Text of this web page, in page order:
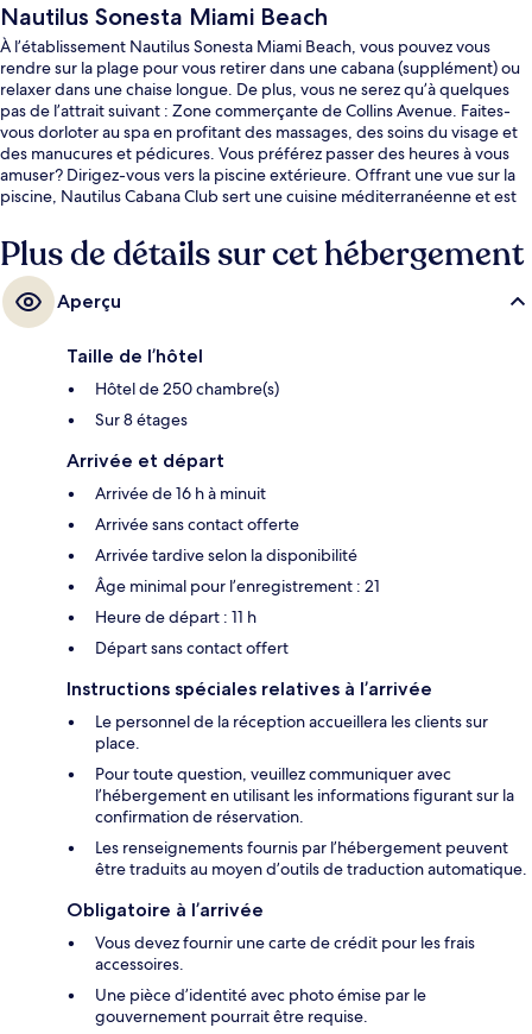
Nautilus Sonesta Miami Beach
À l’établissement Nautilus Sonesta Miami Beach, vous pouvez vous
rendre sur la plage pour vous retirer dans une cabana (supplément) ou
relaxer dans une chaise longue. De plus, vous ne serez qu’à quelques
pas de l’attrait suivant : Zone commerçante de Collins Avenue. Faites-
vous dorloter au spa en profitant des massages, des soins du visage et
des manucures et pédicures. Vous préférez passer des heures à vous
amuser? Dirigez-vous vers la piscine extérieure. Offrant une vue sur la
piscine, Nautilus Cabana Club sert une cuisine méditerranéenne et est
points saillants de hôtel de luxe, notons 2 bars-salons, un bar attenant à
la piscine et un centre d’entraînement physique ouvert en tout temps.
Les autres voyageurs adorent le personnel serviable et l’emplacement.
Plus de détails sur cet hébergement
Aperçu
Taille de l’hôtel
Hôtel de 250 chambre(s)
Sur 8 étages
Arrivée et départ
Arrivée de 16 h à minuit
Arrivée sans contact offerte
Arrivée tardive selon la disponibilité
Âge minimal pour l’enregistrement : 21
Heure de départ : 11 h
Départ sans contact offert
Instructions spéciales relatives à l’arrivée
Le personnel de la réception accueillera les clients sur
place.
Pour toute question, veuillez communiquer avec
l’hébergement en utilisant les informations figurant sur la
confirmation de réservation.
Les renseignements fournis par l’hébergement peuvent
être traduits au moyen d’outils de traduction automatique.
Obligatoire à l’arrivée
Vous devez fournir une carte de crédit pour les frais
accessoires.
Une pièce d’identité avec photo émise par le
gouvernement pourrait être requise.